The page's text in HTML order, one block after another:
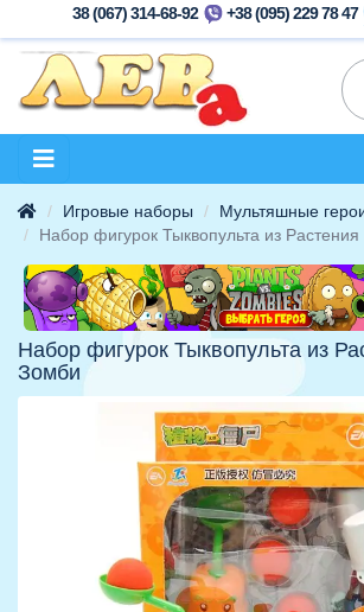
38 (067) 314-68-92 +38 (095) 229 78 47
Игровые наборы
Мультяшные
Набор фигурок Тыквопульта из
Набор фигурок Тыквопульта из
Зомби